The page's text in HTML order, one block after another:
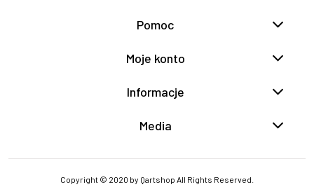
Pomoc
Moje konto
Informacje
Media
Copyright © 2020 by Qartshop All Rights Reserved.